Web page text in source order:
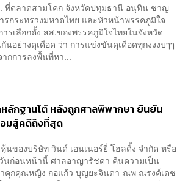
ที่ตลาดสามโคก จังหวัดปทุมธานี อนุทิน ชาญ
กระทรวงมหาดไทย และหัวหน้าพรรคภูมิใจ
รเลือกตั้ง สส.ของพรรคภูมิใจไทยในจังหวัด
อย่างดุเดือด ว่า การแข่งขันดุเดือดทุกงงงบๅๅ
กการลงพื้นที่หา...
ลักฐานโต้ หลังถูกศาลพิพากษา ยืนยัน
อมสู้คดีถึงที่สุด
นของบริษัท วินด์ เอนเนอร์ยี่ โฮลดิ้ง จำกัด หรือ
นก่อนหน้านี้ ศาลอาญารัชดา คืนความเป็น
าคุกคุณหญิง กอแก้ว บุญยะจินดา-ณพ ณรงค์เดช